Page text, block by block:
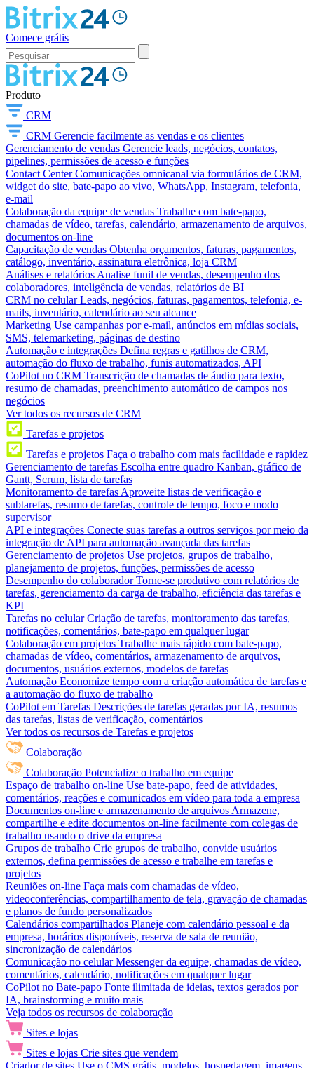
Comece grátis
Produto
CRM
CRM Gerencie facilmente as vendas e os clientes
Gerenciamento de vendas Gerencie leads, negócios, contatos,
pipelines, permissões de acesso e funções
Contact Center Comunicações omnicanal via formulários de CRM,
widget do site, bate-papo ao vivo, WhatsApp, Instagram, telefonia,
e-mail
Colaboração da equipe de vendas Trabalhe com bate-papo,
chamadas de vídeo, tarefas, calendário, armazenamento de arquivos,
documentos on-line
Capacitação de vendas Obtenha orçamentos, faturas, pagamentos,
catálogo, inventário, assinatura eletrônica, loja CRM
Análises e relatórios Analise funil de vendas, desempenho dos
colaboradores, inteligência de vendas, relatórios de BI
CRM no celular Leads, negócios, faturas, pagamentos, telefonia, e-
mails, inventário, calendário ao seu alcance
Marketing Use campanhas por e-mail, anúncios em mídias sociais,
SMS, telemarketing, páginas de destino
Automação e integrações Defina regras e gatilhos de CRM,
automação do fluxo de trabalho, funis automatizados, API
CoPilot no CRM Transcrição de chamadas de áudio para texto,
resumo de chamadas, preenchimento automático de campos nos
negócios
Ver todos os recursos de CRM
Tarefas e projetos
Tarefas e projetos Faça o trabalho com mais facilidade e rapidez
Gerenciamento de tarefas Escolha entre quadro Kanban, gráfico de
Gantt, Scrum, lista de tarefas
Monitoramento de tarefas Aproveite listas de verificação e
subtarefas, resumo de tarefas, controle de tempo, foco e modo
supervisor
API e integrações Conecte suas tarefas a outros serviços por meio da
integração de API para automação avançada das tarefas
Gerenciamento de projetos Use projetos, grupos de trabalho,
planejamento de projetos, funções, permissões de acesso
Desempenho do colaborador Torne-se produtivo com relatórios de
tarefas, gerenciamento da carga de trabalho, eficiência das tarefas e
KPI
Tarefas no celular Criação de tarefas, monitoramento das tarefas,
notificações, comentários, bate-papo em qualquer lugar
Colaboração em projetos Trabalhe mais rápido com bate-papo,
chamadas de vídeo, comentários, armazenamento de arquivos,
documentos, usuários externos, modelos de tarefas
Automação Economize tempo com a criação automática de tarefas e
a automação do fluxo de trabalho
CoPilot em Tarefas Descrições de tarefas geradas por IA, resumos
das tarefas, listas de verificação, comentários
Ver todos os recursos de Tarefas e projetos
Colaboração
Colaboração Potencialize o trabalho em equipe
Espaço de trabalho on-line Use bate-papo, feed de atividades,
comentários, reações e comunicados em vídeo para toda a empresa
Documentos on-line e armazenamento de arquivos Armazene,
compartilhe e edite documentos on-line facilmente com colegas de
trabalho usando o drive da empresa
Grupos de trabalho Crie grupos de trabalho, convide usuários
externos, defina permissões de acesso e trabalhe em tarefas e
projetos
Reuniões on-line Faça mais com chamadas de vídeo,
videoconferências, compartilhamento de tela, gravação de chamadas
e planos de fundo personalizados
Calendários compartilhados Planeje com calendário pessoal e da
empresa, horários disponíveis, reserva de sala de reunião,
sincronização de calendários
Comunicação no celular Messenger da equipe, chamadas de vídeo,
comentários, calendário, notificações em qualquer lugar
CoPilot no Bate-papo Fonte ilimitada de ideias, textos gerados por
IA, brainstorming e muito mais
Veja todos os recursos de colaboração
Sites e lojas
Sites e lojas Crie sites que vendem
Criador de sites Use o CMS grátis, modelos, hospedagem, imagens